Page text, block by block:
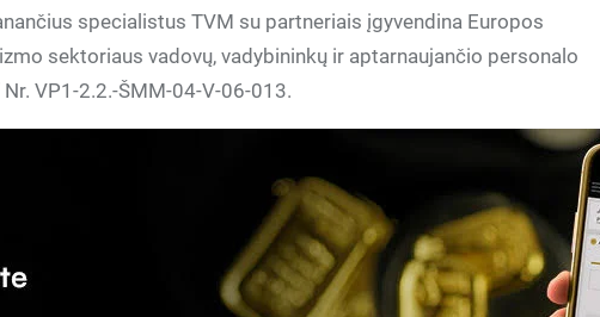
specialistus TVM su partneriais įgyvendina Europos
sektoriaus vadovų, vadybininkų ir aptarnaujančio personalo
VP1-2.2.-ŠMM-04-V-06-013.